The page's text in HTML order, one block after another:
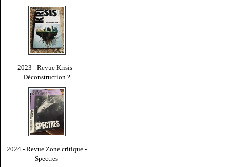
2023 - Revue Krisis -
Déconstruction ?
2024 - Revue Zone critique -
Spectres